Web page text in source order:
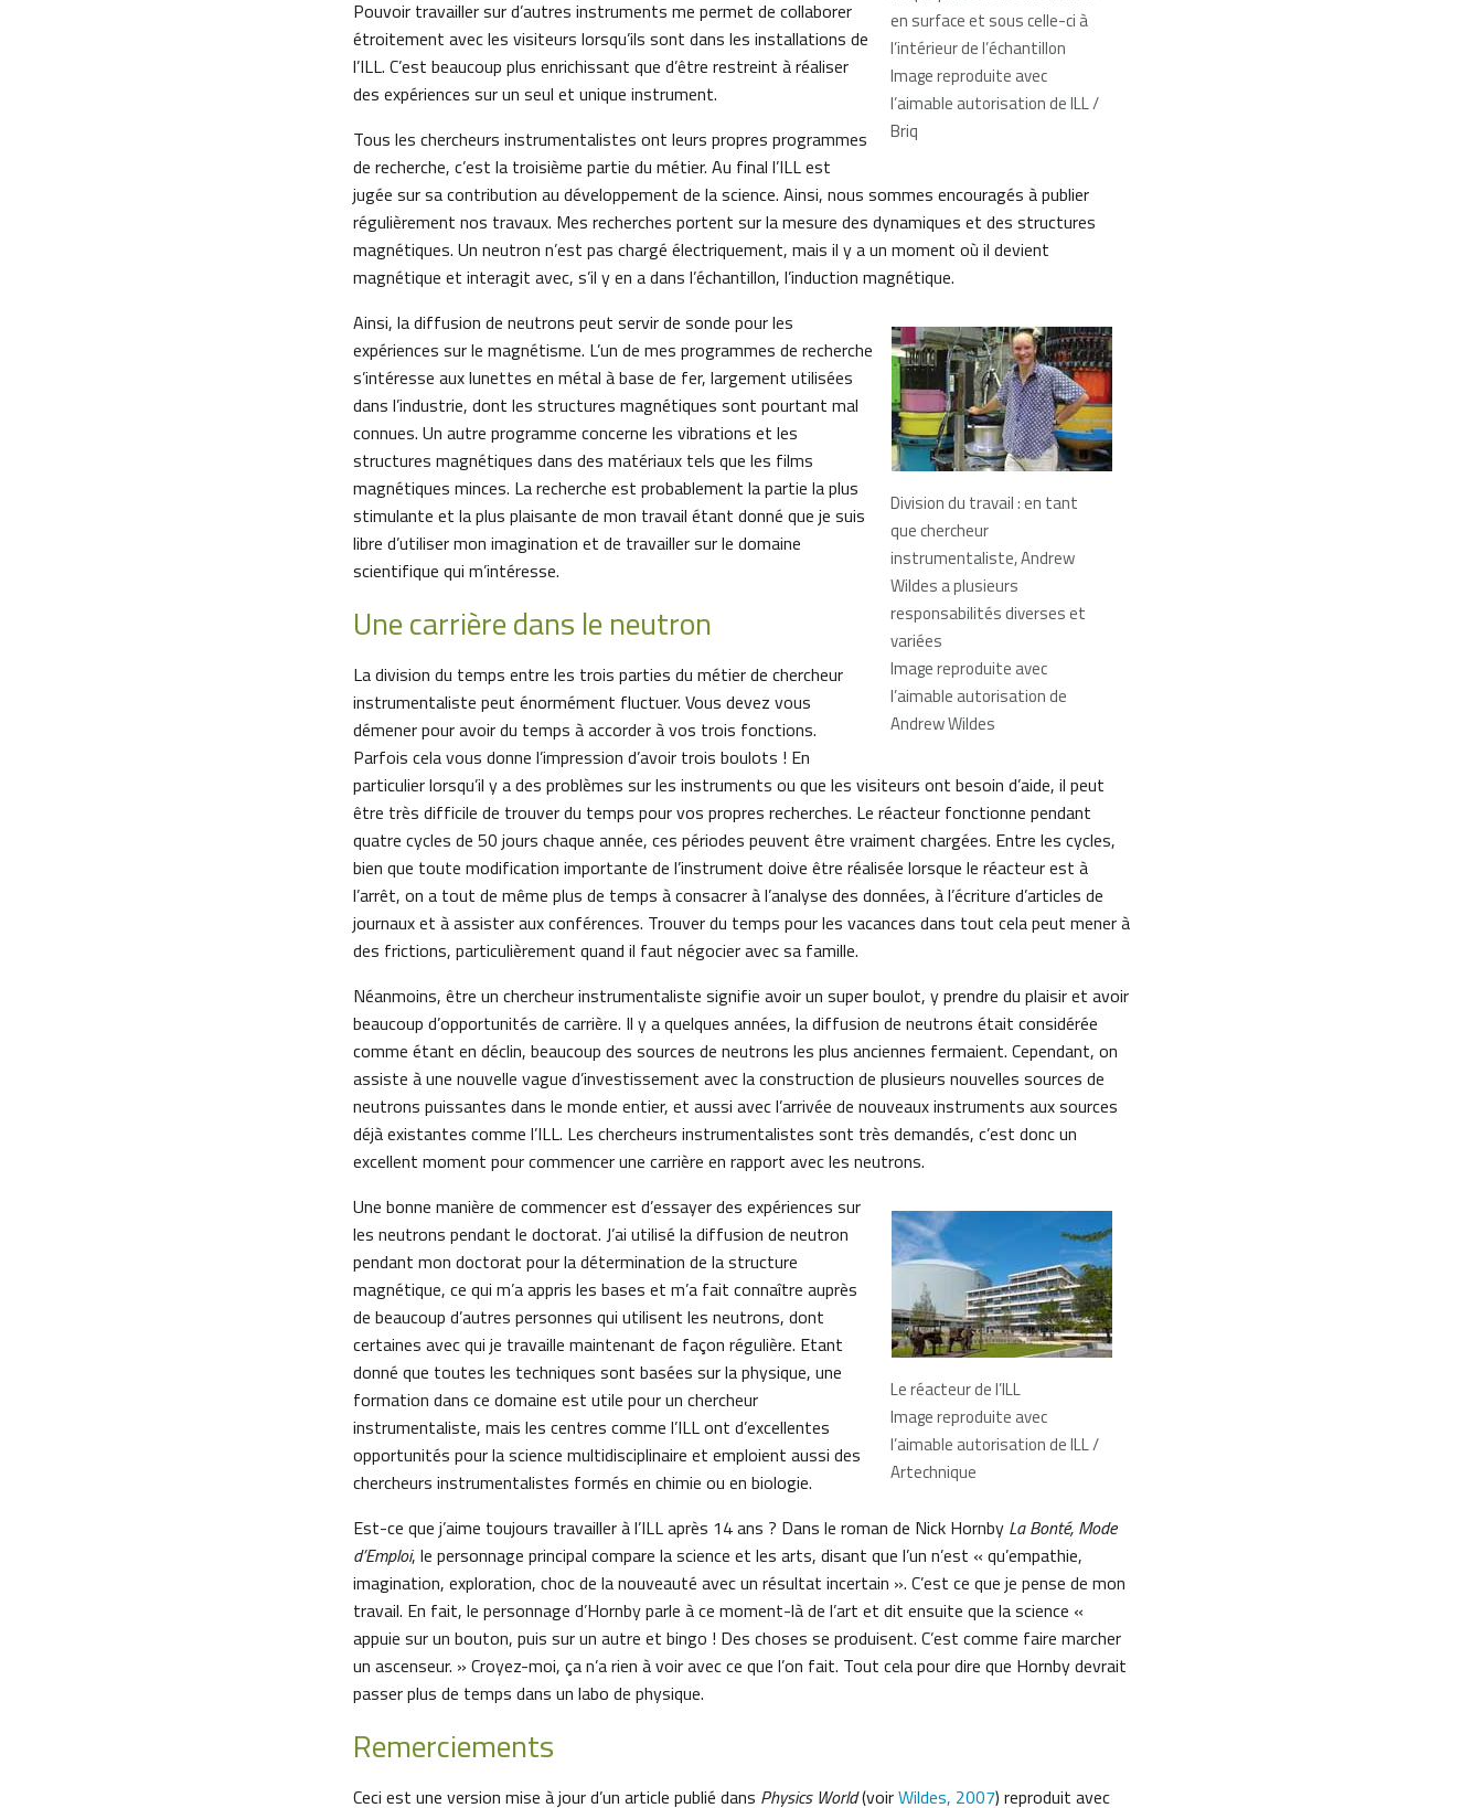
en surface et sous celle-ci à
l’intérieur de l’échantillon
Image reproduite avec
l’aimable autorisation de ILL /
Briq
Pouvoir travailler sur d’autres instruments me permet de collaborer
étroitement avec les visiteurs lorsqu’ils sont dans les installations de
l’ILL. C’est beaucoup plus enrichissant que d’être restreint à réaliser
des expériences sur un seul et unique instrument.
Tous les chercheurs instrumentalistes ont leurs propres programmes
de recherche, c’est la troisième partie du métier. Au final l’ILL est
jugée sur sa contribution au développement de la science. Ainsi, nous sommes encouragés à publier
régulièrement nos travaux. Mes recherches portent sur la mesure des dynamiques et des structures
magnétiques. Un neutron n’est pas chargé électriquement, mais il y a un moment où il devient
magnétique et interagit avec, s’il y en a dans l’échantillon, l’induction magnétique.
Division du travail : en tant
que chercheur
instrumentaliste, Andrew
Wildes a plusieurs
responsabilités diverses et
variées
Image reproduite avec
l’aimable autorisation de
Andrew Wildes
Ainsi, la diffusion de neutrons peut servir de sonde pour les
expériences sur le magnétisme. L’un de mes programmes de recherche
s’intéresse aux lunettes en métal à base de fer, largement utilisées
dans l’industrie, dont les structures magnétiques sont pourtant mal
connues. Un autre programme concerne les vibrations et les
structures magnétiques dans des matériaux tels que les films
magnétiques minces. La recherche est probablement la partie la plus
stimulante et la plus plaisante de mon travail étant donné que je suis
libre d’utiliser mon imagination et de travailler sur le domaine
scientifique qui m’intéresse.
Une carrière dans le neutron
La division du temps entre les trois parties du métier de chercheur
instrumentaliste peut énormément fluctuer. Vous devez vous
démener pour avoir du temps à accorder à vos trois fonctions.
Parfois cela vous donne l’impression d’avoir trois boulots ! En
particulier lorsqu’il y a des problèmes sur les instruments ou que les visiteurs ont besoin d’aide, il peut
être très difficile de trouver du temps pour vos propres recherches. Le réacteur fonctionne pendant
quatre cycles de 50 jours chaque année, ces périodes peuvent être vraiment chargées. Entre les cycles,
bien que toute modification importante de l’instrument doive être réalisée lorsque le réacteur est à
l’arrêt, on a tout de même plus de temps à consacrer à l’analyse des données, à l’écriture d’articles de
journaux et à assister aux conférences. Trouver du temps pour les vacances dans tout cela peut mener à
des frictions, particulièrement quand il faut négocier avec sa famille.
Néanmoins, être un chercheur instrumentaliste signifie avoir un super boulot, y prendre du plaisir et avoir
beaucoup d’opportunités de carrière. Il y a quelques années, la diffusion de neutrons était considérée
comme étant en déclin, beaucoup des sources de neutrons les plus anciennes fermaient. Cependant, on
assiste à une nouvelle vague d’investissement avec la construction de plusieurs nouvelles sources de
neutrons puissantes dans le monde entier, et aussi avec l’arrivée de nouveaux instruments aux sources
déjà existantes comme l’ILL. Les chercheurs instrumentalistes sont très demandés, c’est donc un
excellent moment pour commencer une carrière en rapport avec les neutrons.
Le réacteur de l’ILL
Image reproduite avec
l’aimable autorisation de ILL /
Artechnique
Une bonne manière de commencer est d’essayer des expériences sur
les neutrons pendant le doctorat. J’ai utilisé la diffusion de neutron
pendant mon doctorat pour la détermination de la structure
magnétique, ce qui m’a appris les bases et m’a fait connaître auprès
de beaucoup d’autres personnes qui utilisent les neutrons, dont
certaines avec qui je travaille maintenant de façon régulière. Etant
donné que toutes les techniques sont basées sur la physique, une
formation dans ce domaine est utile pour un chercheur
instrumentaliste, mais les centres comme l’ILL ont d’excellentes
opportunités pour la science multidisciplinaire et emploient aussi des
chercheurs instrumentalistes formés en chimie ou en biologie.
Est-ce que j’aime toujours travailler à l’ILL après 14 ans ? Dans le roman de Nick Hornby La Bonté, Mode
d’Emploi, le personnage principal compare la science et les arts, disant que l’un n’est « qu’empathie,
imagination, exploration, choc de la nouveauté avec un résultat incertain ». C’est ce que je pense de mon
travail. En fait, le personnage d’Hornby parle à ce moment-là de l’art et dit ensuite que la science «
appuie sur un bouton, puis sur un autre et bingo ! Des choses se produisent. C’est comme faire marcher
un ascenseur. » Croyez-moi, ça n’a rien à voir avec ce que l’on fait. Tout cela pour dire que Hornby devrait
passer plus de temps dans un labo de physique.
Remerciements
Ceci est une version mise à jour d’un article publié dans Physics World(voirWildes, 2007) reproduit avec